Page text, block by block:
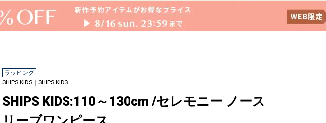
ラッピング
SHIPS KIDS｜ SHIPS KIDS
SHIPS KIDS:110～130cm /セレモニー ノース